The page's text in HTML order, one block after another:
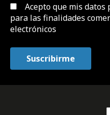
Acepto que mis datos
para las finalidades
electrónicos